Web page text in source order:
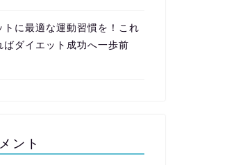
トに最適な運動習慣を！これ
ばダイエット成功へ一歩前
ント